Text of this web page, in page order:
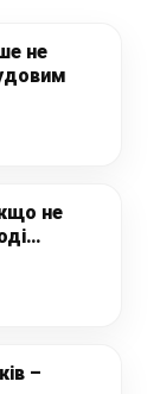
не
не
–